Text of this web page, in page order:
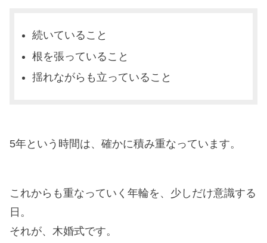
続いていること
根を張っていること
揺れながらも立っていること
5年という時間は、確かに積み重なっています。
これからも重なっていく年輪を、少しだけ意識する
日。
それが、木婚式です。